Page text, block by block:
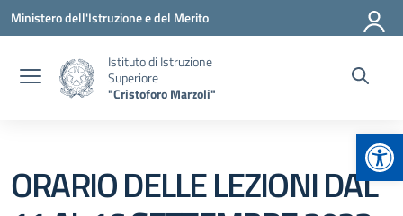
Vai ai contenuti
Vai al menu di navigazione
Vai al footer
Ministero dell'Istruzione e del Merito
Istituto di Istruzione
Superiore
"Cristoforo Marzoli"
ORARIO DELLE LEZIONI DAL